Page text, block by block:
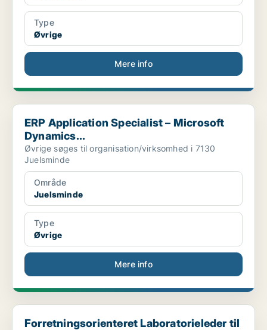
Type
Øvrige
Mere info
ERP Application Specialist – Microsoft Dynamics...
ERP Application Specialist – Microsoft
Dynamics...
Øvrige søges til organisation/virksomhed i 7130
Juelsminde
Område
Juelsminde
Type
Øvrige
Mere info
Forretningsorienteret Laboratorieleder til Eurofin...
Forretningsorienteret Laboratorieleder til